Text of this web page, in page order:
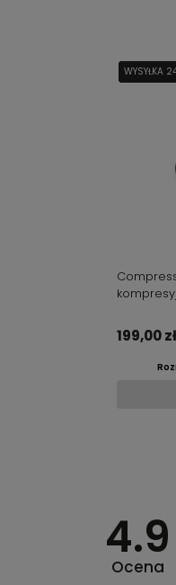
WYSYŁKA
WYSYŁKA
199,00 zł
4.9
Ocena